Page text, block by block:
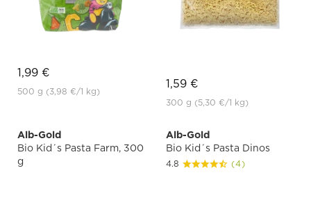
1,99 €
500 g (3,98 €/1 kg)
1,59 €
300 g (5,30 €/1 kg)
Alb-Gold
Bio Kid´s Pasta Farm, 300
g
Alb-Gold
Bio Kid´s Pasta Dinos
4.8 (4)